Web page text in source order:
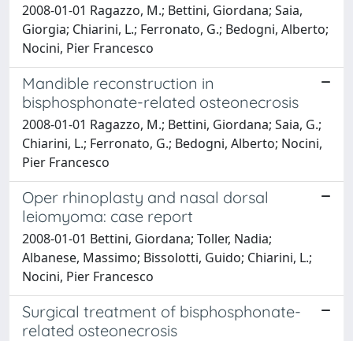
2008-01-01 Ragazzo, M.; Bettini, Giordana; Saia,
Giorgia; Chiarini, L.; Ferronato, G.; Bedogni, Alberto;
Nocini, Pier Francesco
Mandible reconstruction in
bisphosphonate-related osteonecrosis
2008-01-01 Ragazzo, M.; Bettini, Giordana; Saia, G.;
Chiarini, L.; Ferronato, G.; Bedogni, Alberto; Nocini,
Pier Francesco
Oper rhinoplasty and nasal dorsal
leiomyoma: case report
2008-01-01 Bettini, Giordana; Toller, Nadia;
Albanese, Massimo; Bissolotti, Guido; Chiarini, L.;
Nocini, Pier Francesco
Surgical treatment of bisphosphonate-
related osteonecrosis